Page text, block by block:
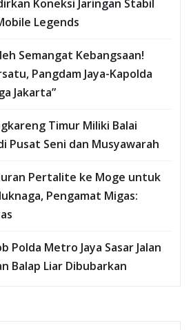
Koneksi Jaringan Stabil
Legends
Semangat Kebangsaan!
Pangdam Jaya-Kapolda
Jakarta”
Timur Miliki Balai
Pusat Seni dan Musyawarah
Pertalite ke Moge untuk
Pengamat Migas:
Polda Metro Jaya Sasar Jalan
Balap Liar Dibubarkan